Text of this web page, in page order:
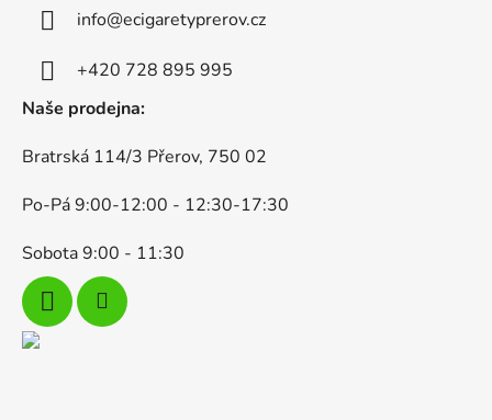
info@ecigaretyprerov.cz
+420 728 895 995
Naše prodejna:
Bratrská 114/3 Přerov, 750 02
Po-Pá 9:00-12:00 - 12:30-17:30
Sobota 9:00 - 11:30